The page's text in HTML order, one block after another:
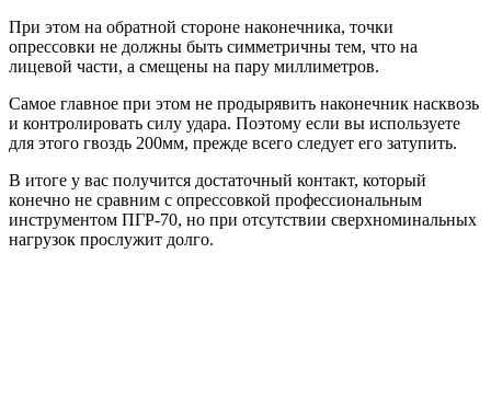
При этом на обратной стороне наконечника, точки
опрессовки не должны быть симметричны тем, что на
лицевой части, а смещены на пару миллиметров.
Самое главное при этом не продырявить наконечник насквозь
и контролировать силу удара. Поэтому если вы используете
для этого гвоздь 200мм, прежде всего следует его затупить.
В итоге у вас получится достаточный контакт, который
конечно не сравним с опрессовкой профессиональным
инструментом ПГР-70, но при отсутствии сверхноминальных
нагрузок прослужит долго.